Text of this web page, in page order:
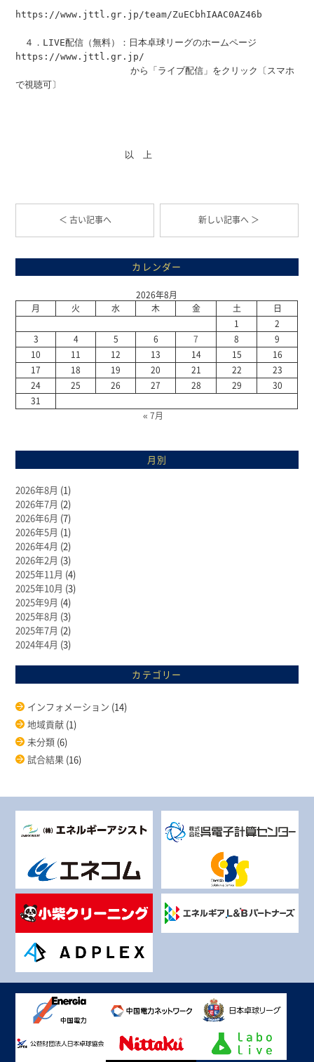
https://www.jttl.gr.jp/team/ZuECbhIAAC0AZ46b
４．LIVE配信（無料）：日本卓球リーグのホームページ
https://www.jttl.gr.jp/
から「ライブ配信」をクリック〔スマホ
で視聴可〕
以　上
＜ 古い記事へ 新しい記事へ ＞
カレンダー
2026年8月
月
火 水 木 金 土
日
1
2
3
4 5 6 7 8
9
10
11 12 13 14 15
16
17
18 19 20 21 22
23
24
25 26 27 28 29
30
31
« 7月
月別
2026年8月 (1)
2026年7月 (2)
2026年6月 (7)
2026年5月 (1)
2026年4月 (2)
2026年2月 (3)
2025年11月 (4)
2025年10月 (3)
2025年9月 (4)
2025年8月 (3)
2025年7月 (2)
2024年4月 (3)
カテゴリー
インフォメーション (14)
地域貢献 (1)
未分類 (6)
試合結果 (16)